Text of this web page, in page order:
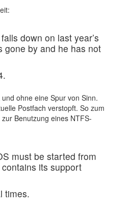
down on last year’s
gone by and he has not
ohne eine Spur von Sinn.
Postfach verstopft. So zum
Benutzung eines NTFS-
must be started from
its support
times.